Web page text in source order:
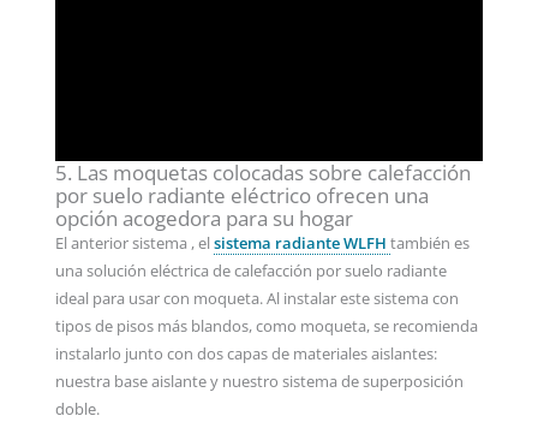
5. Las moquetas colocadas sobre calefacción
por suelo radiante eléctrico ofrecen una
opción acogedora para su hogar
El anterior sistema , el sistema radiante WLFH también es
una solución eléctrica de calefacción por suelo radiante
ideal para usar con moqueta. Al instalar este sistema con
tipos de pisos más blandos, como moqueta, se recomienda
instalarlo junto con dos capas de materiales aislantes:
nuestra base aislante y nuestro sistema de superposición
doble.